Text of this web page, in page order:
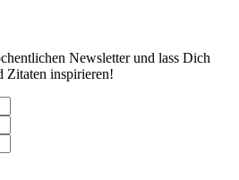
Newsletter und lass Dich
Zitaten inspirieren!